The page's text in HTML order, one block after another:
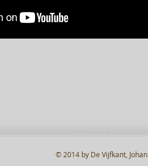
© 2014 by De Vijfkant,